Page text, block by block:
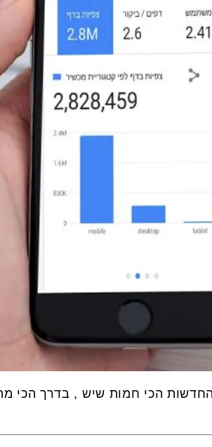
הכי חמות שיש , בדרך הכי